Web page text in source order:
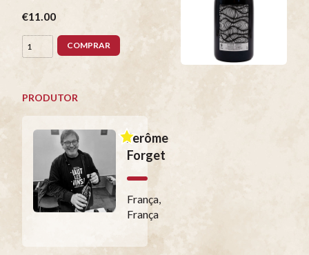
€11.00
COMPRAR
PRODUTOR
Jerôme
Forget
França,
França